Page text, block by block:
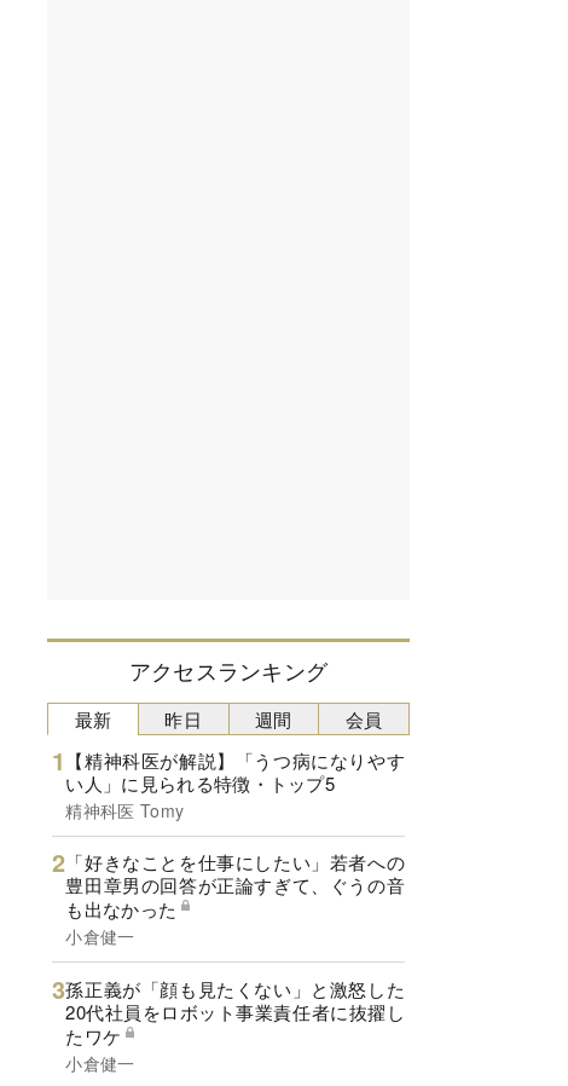
アクセスランキング
最新
【精神科医が解説】「うつ病になりやす
い人」に見られる特徴・トップ5
精神科医 Tomy
「好きなことを仕事にしたい」若者への
豊田章男の回答が正論すぎて、ぐうの音
も出なかった
小倉健一
孫正義が「顔も見たくない」と激怒した
20代社員をロボット事業責任者に抜擢し
たワケ
小倉健一
昨日 週間 会員